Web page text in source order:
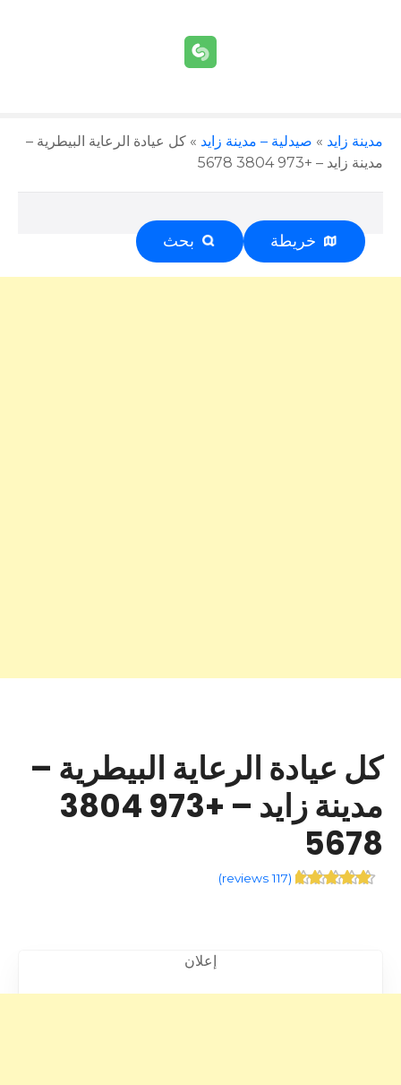
مدينة زايد » صيدلية – مدينة زايد » كل عيادة الرعاية البيطرية –
مدينة زايد – +973 3804 5678
خريطة بحثإعلان
كل عيادة الرعاية البيطرية –
مدينة زايد – +973 3804
5678
(
117 reviews
)
إعلان